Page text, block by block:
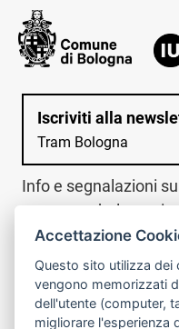
Iscriviti alla
Tram Bologna
Info e segnalazioni
www.trambologna.it
trova infopoint sulla
Trova l'infopoint
più vicino
Accettazione
Questo sito utilizza
vengono memorizzati
dell'utente (computer,
migliorare l'esperienza